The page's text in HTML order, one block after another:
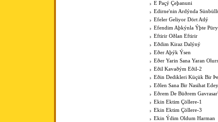
E Paçý Çeþanuni
Edirne'nin Ardýnda
Efeler Geliyor Dört Atlý
Efendim Aþkýnla Ýþte
Eftirir Oðlan Eftirir
Eðdim Kiraz Dalýný
Eðer Aþýk Ýsen
Eðer Yarin Sana Yaran
Eðil Kavaðým Eðil-2
Eðin Dedikleri Küçük Bir
Eðlen Sana Bir Nasihat
Eðrem De Büðrem
Ekin Ektim Çöllere-1
Ekin Ektim Çöllere-3
Ekin Ýdim Oldum Harman